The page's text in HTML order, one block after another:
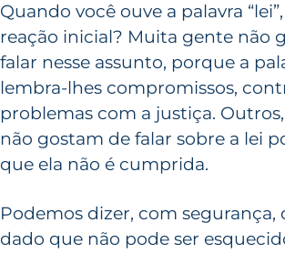
Quando você ouve a palavra
reação inicial? Muita gente não
falar nesse assunto, porque a
lembra-lhes compromissos,
problemas com a justiça.
não gostam de falar sobre a lei
que ela não é cumprida.
Podemos dizer, com segurança,
dado que não pode ser